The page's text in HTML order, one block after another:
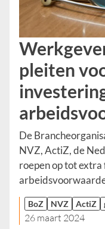
pleiten
De
NVZ, ActiZ, de
roepen op tot
BoZ NVZ ActiZ
26 maart 2024